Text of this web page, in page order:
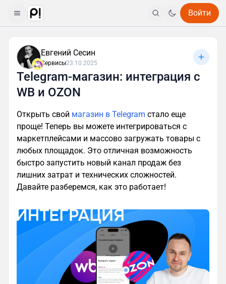
Войти
Евгений Сесин
Сервисы23.10.2025
Telegram-магазин: интеграция с
WB и OZON
Открыть свой магазин в Telegram стало еще
проще! Теперь вы можете интегрироваться с
маркетплейсами и массово загружать товары с
любых площадок. Это отличная возможность
быстро запустить новый канал продаж без
лишних затрат и технических сложностей.
Давайте разберемся, как это работает!